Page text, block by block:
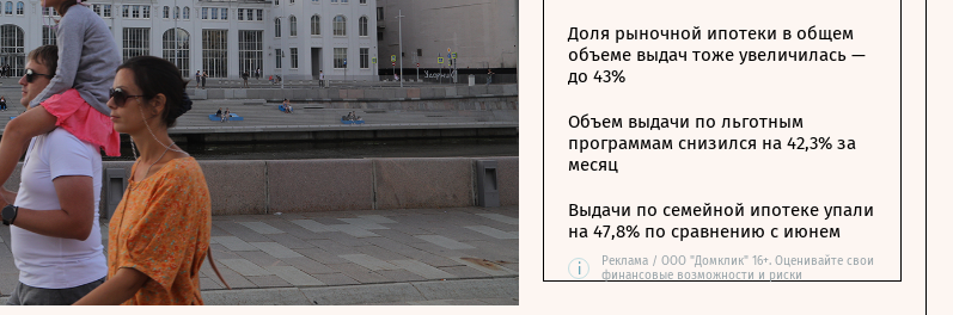
Доля рыночной ипотеки в общем
объеме выдач тоже увеличилась —
до 43%
Объем выдачи по льготным
программам снизился на 42,3% за
месяц
Выдачи по семейной ипотеке упали
на 47,8% по сравнению с июнем
i
Реклама / ООО "Домклик" 16+. Оценивайте свои
финансовые возможности и риски